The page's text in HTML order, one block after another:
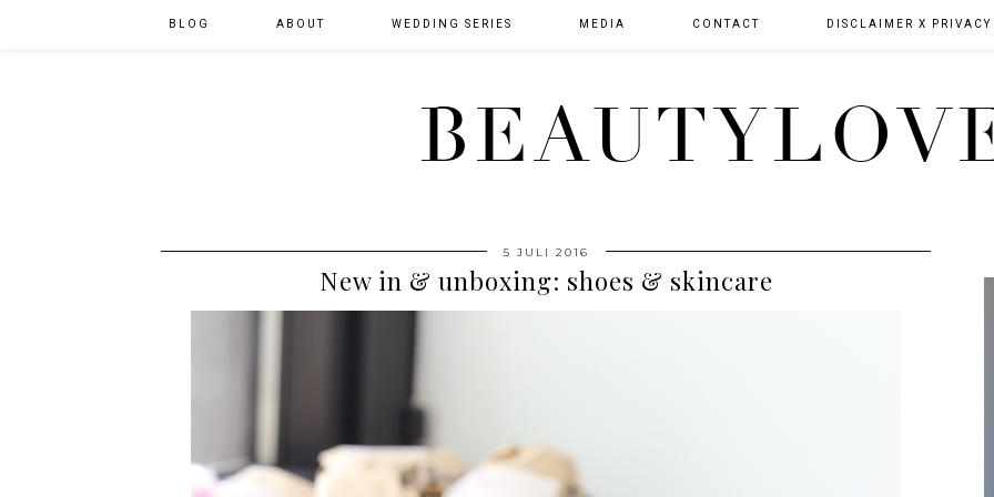
BLOG ABOUT WEDDING SERIES MEDIA CONTACT DISCLAIMER X PRIVACY
5 JULI 2016
New in & unboxing: shoes & skincare